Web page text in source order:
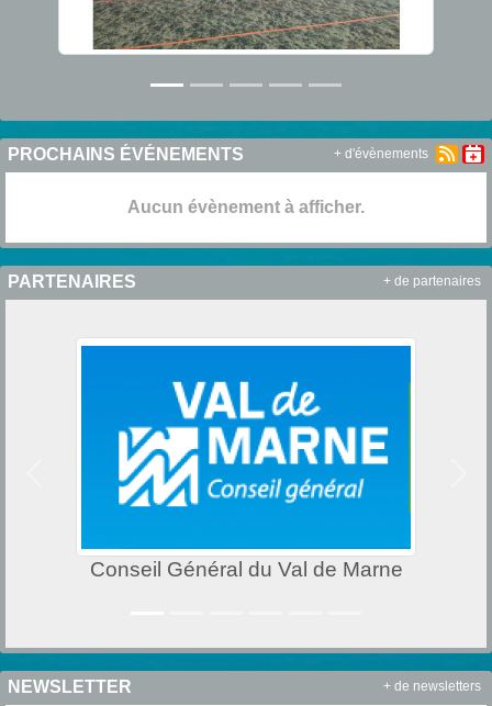
PROCHAINS ÉVÉNEMENTS
Aucun évènement à afficher.
+ d'évènements
PARTENAIRES
Conseil Général du Val de Marne
+ de partenaires
NEWSLETTER + de newsletters